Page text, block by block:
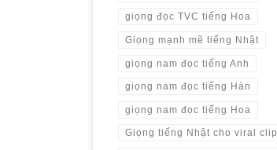
giọng đọc TVC tiếng Hoa
Giọng mạnh mẽ tiếng Nhật
giọng nam đọc tiếng Anh
giọng nam đọc tiếng Hàn
giọng nam đọc tiếng Hoa
Giọng tiếng Nhật cho viral clip